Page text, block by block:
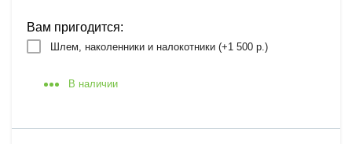
Вам пригодится:
Шлем, наколенники и налокотники (+1 500 р.)
В наличии